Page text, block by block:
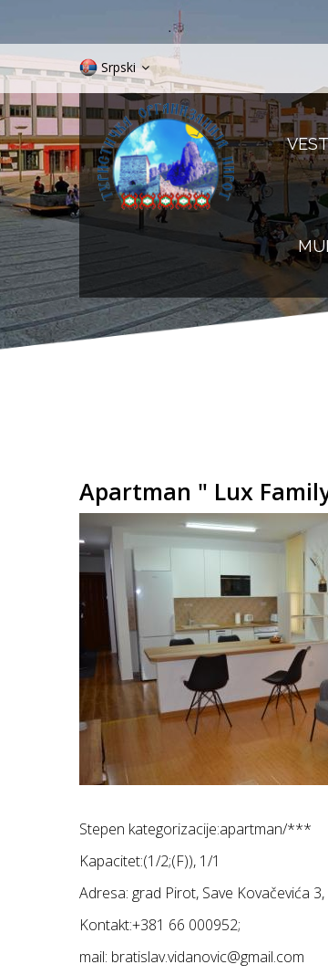
Srpski
Аpartman " Lux
Stepen kategorizacije:apartman/***
Kapacitet:(1/2;(F)), 1/1
Adresa: grad Pirot, Save Kovačevića
Kontakt:+381 66 000952;
mail: bratislav.vidanovic@gmail.com